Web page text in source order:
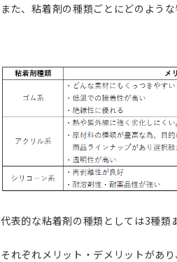
また、粘着剤の種類ごとにどのよう
代表的な粘着剤の種類としては3種類
それぞれメリット・デメリットがあ